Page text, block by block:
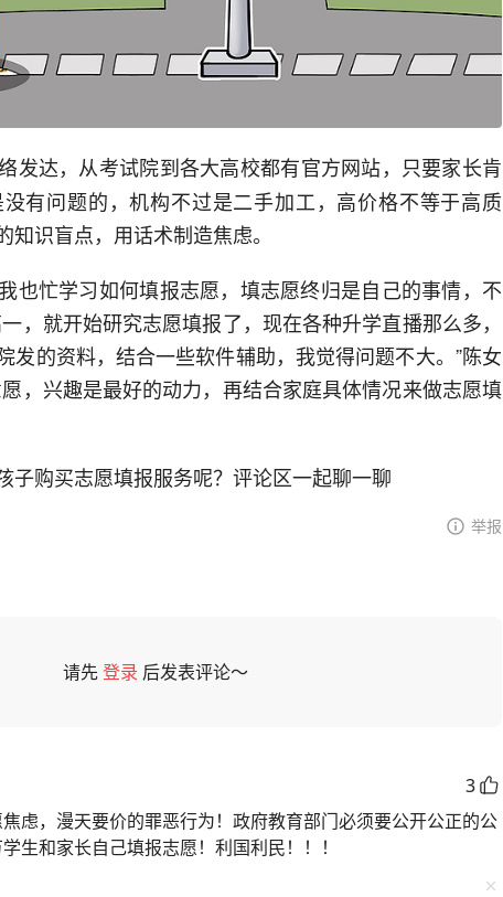
发达，从考试院到各大高校都有官方网站，只要家长肯
有问题的，机构不过是二手加工，高价格不等于高质
识盲点，用话术制造焦虑。
也忙学习如何填报志愿，填志愿终归是自己的事情，不
，就开始研究志愿填报了，现在各种升学直播那么多，
发的资料，结合一些软件辅助，我觉得问题不大。”陈女
，兴趣是最好的动力，再结合家庭具体情况来做志愿填
子购买志愿填报服务呢？评论区一起聊一聊
举报
请先登录 后发表评论～
3
虑，漫天要价的罪恶行为！政府教育部门必须要公开公正的公
生和家长自己填报志愿！利国利民！！！